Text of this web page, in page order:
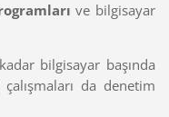
ve bilgisayar
bilgisayar başında
da denetim